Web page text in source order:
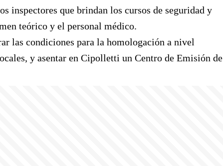
inspectores que brindan los cursos de seguridad y
teórico y el personal médico.
las condiciones para la homologación a nivel
y asentar en Cipolletti un Centro de Emisión de